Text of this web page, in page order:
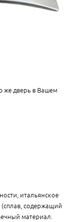
же дверь в Вашем
итальянское
(сплав, содержащий
материал.